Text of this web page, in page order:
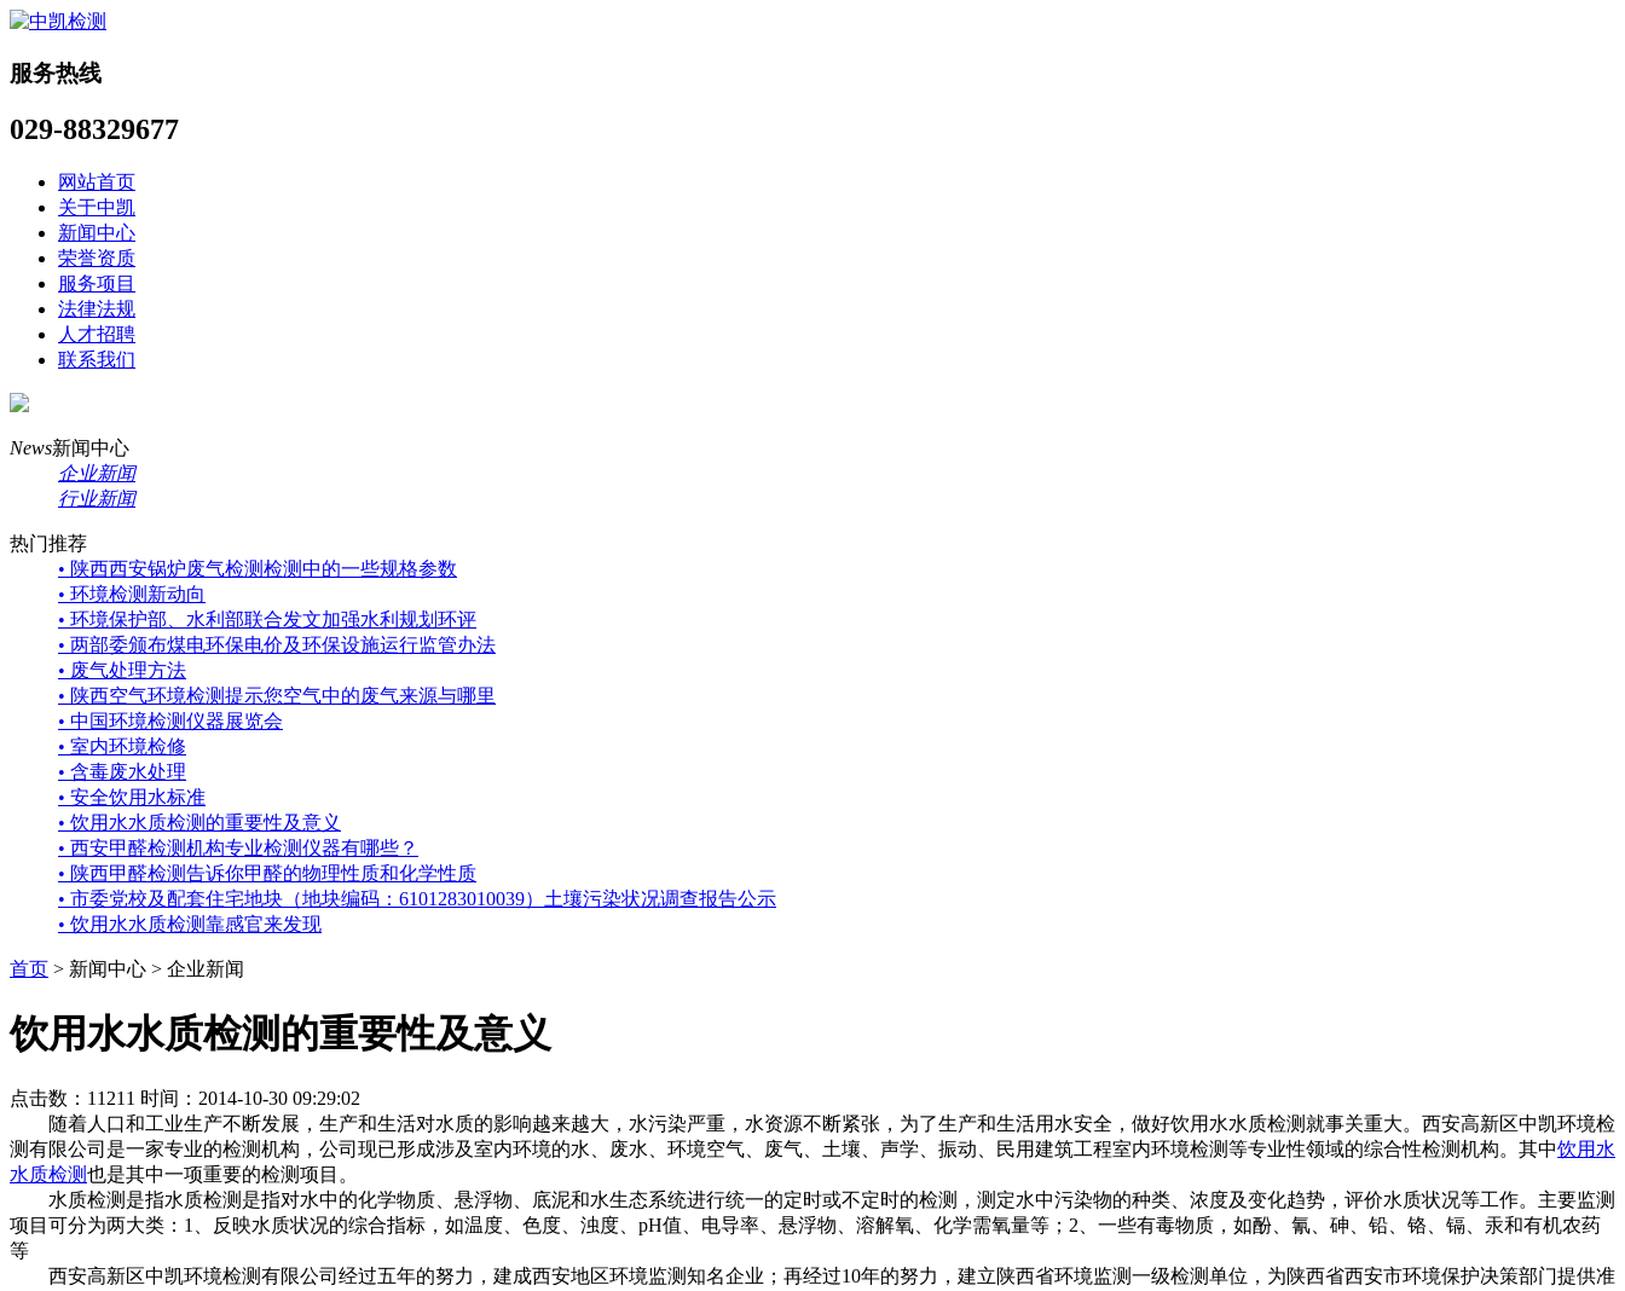
服务热线
029-88329677
网站首页
关于中凯
新闻中心
荣誉资质
服务项目
法律法规
人才招聘
联系我们
News新闻中心
企业新闻
行业新闻
热门推荐
• 陕西西安锅炉废气检测检测中的一些规格参数
• 环境检测新动向
• 环境保护部、水利部联合发文加强水利规划环评
• 两部委颁布煤电环保电价及环保设施运行监管办法
• 废气处理方法
• 陕西空气环境检测提示您空气中的废气来源与哪里
• 中国环境检测仪器展览会
• 室内环境检修
• 含毒废水处理
• 安全饮用水标准
• 饮用水水质检测的重要性及意义
• 西安甲醛检测机构专业检测仪器有哪些？
• 陕西甲醛检测告诉你甲醛的物理性质和化学性质
• 市委党校及配套住宅地块（地块编码：6101283010039）土壤污染状况调查报告公示
• 饮用水水质检测靠感官来发现
首页 > 新闻中心 > 企业新闻
饮用水水质检测的重要性及意义
点击数：11211 时间：2014-10-30 09:29:02
随着人口和工业生产不断发展，生产和生活对水质的影响越来越大，水污染严重，水资源不断紧张，为了生产和生活用水安全，做好饮用水水质检测就事关重大。西安高新区中凯环境检
测有限公司是一家专业的检测机构，公司现已形成涉及室内环境的水、废水、环境空气、废气、土壤、声学、振动、民用建筑工程室内环境检测等专业性领域的综合性检测机构。其中饮用水
水质检测也是其中一项重要的检测项目。
水质检测是指水质检测是指对水中的化学物质、悬浮物、底泥和水生态系统进行统一的定时或不定时的检测，测定水中污染物的种类、浓度及变化趋势，评价水质状况等工作。主要监测
项目可分为两大类：1、反映水质状况的综合指标，如温度、色度、浊度、pH值、电导率、悬浮物、溶解氧、化学需氧量等；2、一些有毒物质，如酚、氰、砷、铅、铬、镉、汞和有机农药
等
西安高新区中凯环境检测有限公司经过五年的努力，建成西安地区环境监测知名企业；再经过10年的努力，建立陕西省环境监测一级检测单位，为陕西省西安市环境保护决策部门提供准